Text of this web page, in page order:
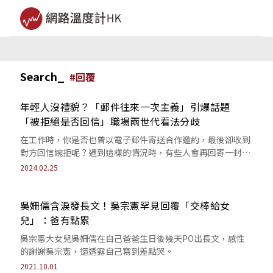
Search_ #回覆
年輕人沒禮貌？「郵件往來一次主義」引爆話題
「被拒絕是否回信」職場兩世代看法分歧
在工作時，你是否也曾以電子郵件寄送合作邀約，最後卻收到
對方回信婉拒呢？遇到這樣的情況時，有些人會再回寄一封信
表示已收到回信、感謝對方撥冗回覆；不...
2024.02.25
吳姍儒含淚發長文！吳宗憲罕見回覆「交棒給女
兒」：爸有點累
吳宗憲大女兒吳姍儒在自己爸爸生日後幾天PO出長文，感性
的謝謝吳宗憲，還透露自己寫到差點哭。
2021.10.01